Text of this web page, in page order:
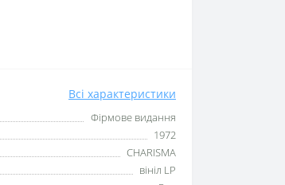
Всі характеристики
Фірмове видання
1972
CHARISMA
вініл LP